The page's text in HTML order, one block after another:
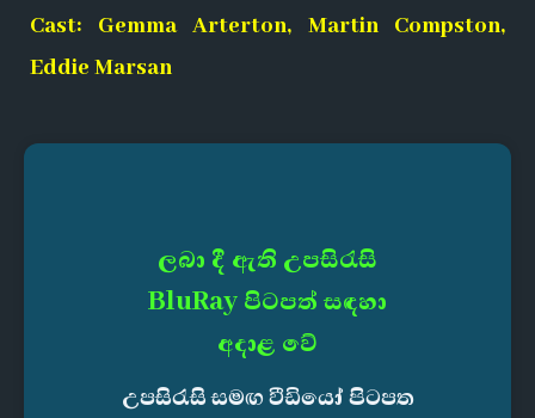
Cast: Gemma Arterton, Martin Compston,
Eddie Marsan
ලබා දී ඇති උපසිරැසි
BluRay පිටපත් සඳහා
අදාළ වේ
උපසිරැසි සමඟ වීඩියෝ පිටපත